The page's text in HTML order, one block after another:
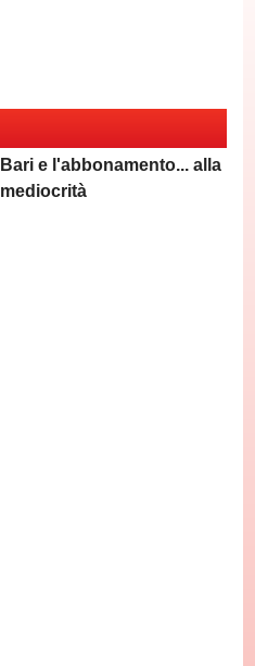
Bari e l'abbonamento... alla
mediocrità